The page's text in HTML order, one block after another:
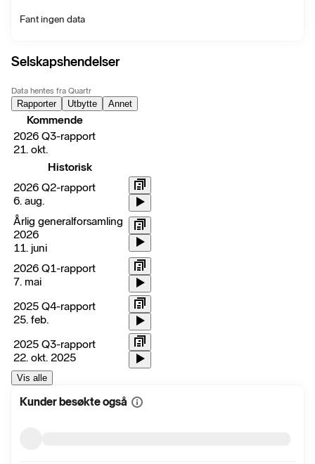
Fant ingen data
Selskapshendelser
Data hentes fra Quartr
Rapporter Utbytte Annet
Kommende
2026 Q3-rapport
21. okt.
Historisk
2026 Q2-rapport
6. aug.
Årlig generalforsamling
2026
11. juni
2026 Q1-rapport
7. mai
2025 Q4-rapport
25. feb.
2025 Q3-rapport
22. okt. 2025
Vis alle
Kunder besøkte også Vis